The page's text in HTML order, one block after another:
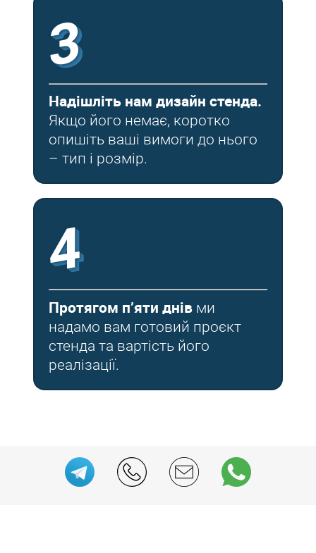
3
Надішліть нам дизайн стенда.
Якщо його немає, коротко
опишіть ваші вимоги до нього
– тип і розмір.
4
Протягом п’яти днів ми
надамо вам готовий проєкт
стенда та вартість його
реалізації.